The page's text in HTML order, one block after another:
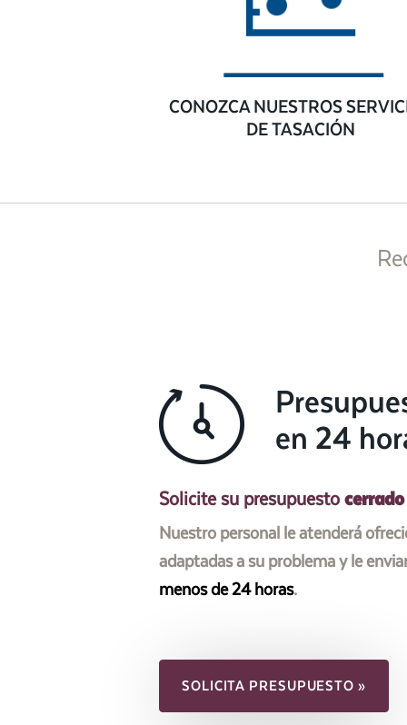
CONOZCA NUESTROS
DE TASACIÓN
en 24
Solicite su presupuesto
Nuestro personal le atenderá
adaptadas a su problema y le
menos de 24 horas.
SOLICITA PRESUPUESTO »